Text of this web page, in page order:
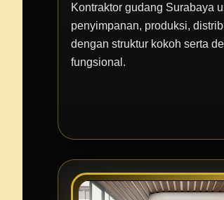
Kontraktor gudang Surabaya
penyimpanan, produksi,
dengan struktur kokoh serta
fungsional.